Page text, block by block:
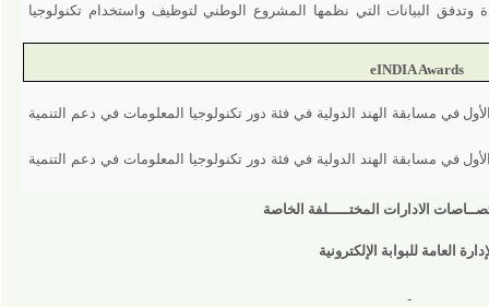
البيانات التي نظمها المشروع الوطني لتوظيف واستخدام تكنولوجيا
eINDIA
الهند الدولية في فئة دور تكنولوجيا المعلومات في دعم التنمية
الهند الدولية في فئة دور تكنولوجيا المعلومات في دعم التنمية
الادارات المختـــــلفة الخاصة
للبوابة الإلكترونية